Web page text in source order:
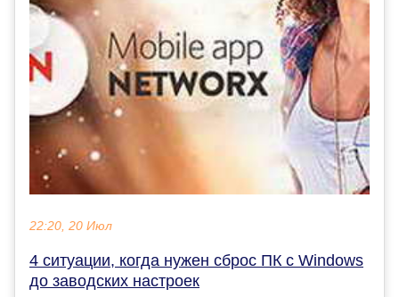
22:20, 20 Июл
4 ситуации, когда нужен сброс ПК с Windows
до заводских настроек